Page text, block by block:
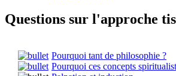
Questions sur l'approche
Pourquoi tant de philosophie ?
Pourquoi ces concepts